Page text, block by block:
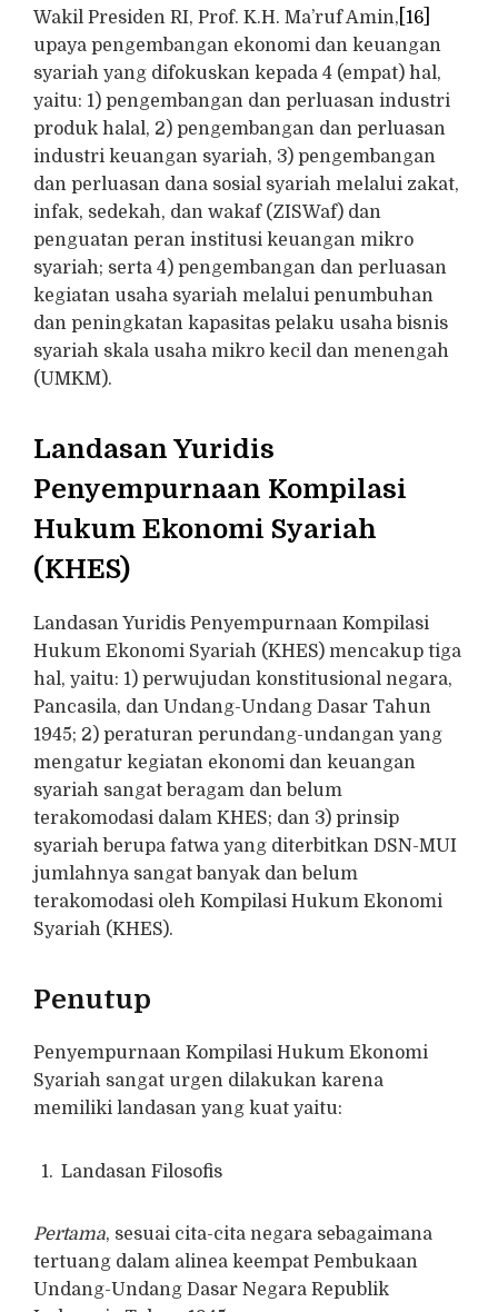
Wakil Presiden RI, Prof. K.H. Ma’ruf Amin, [16]
upaya pengembangan ekonomi dan keuangan
syariah yang difokuskan kepada 4 (empat) hal,
yaitu: 1) pengembangan dan perluasan industri
produk halal, 2) pengembangan dan perluasan
industri keuangan syariah, 3) pengembangan
dan perluasan dana sosial syariah melalui zakat,
infak, sedekah, dan wakaf (ZISWaf) dan
penguatan peran institusi keuangan mikro
syariah; serta 4) pengembangan dan perluasan
kegiatan usaha syariah melalui penumbuhan
dan peningkatan kapasitas pelaku usaha bisnis
syariah skala usaha mikro kecil dan menengah
(UMKM).
Landasan Yuridis
Penyempurnaan Kompilasi
Hukum Ekonomi Syariah
(KHES)
Landasan Yuridis Penyempurnaan Kompilasi
Hukum Ekonomi Syariah (KHES) mencakup tiga
hal, yaitu: 1) perwujudan konstitusional negara,
Pancasila, dan Undang-Undang Dasar Tahun
1945; 2) peraturan perundang-undangan yang
mengatur kegiatan ekonomi dan keuangan
syariah sangat beragam dan belum
terakomodasi dalam KHES; dan 3) prinsip
syariah berupa fatwa yang diterbitkan DSN-MUI
jumlahnya sangat banyak dan belum
terakomodasi oleh Kompilasi Hukum Ekonomi
Syariah (KHES).
Penutup
Penyempurnaan Kompilasi Hukum Ekonomi
Syariah sangat urgen dilakukan karena
memiliki landasan yang kuat yaitu:
Landasan Filosofis
Pertama, sesuai cita-cita negara sebagaimana
tertuang dalam alinea keempat Pembukaan
Undang-Undang Dasar Negara Republik